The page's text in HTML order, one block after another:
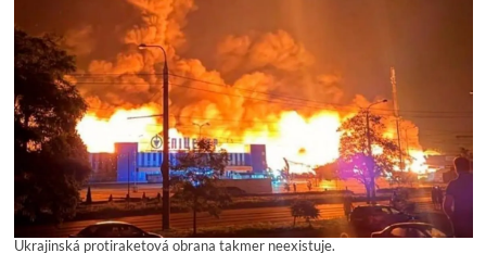
Ukrajinská protiraketová obrana takmer neexistuje.